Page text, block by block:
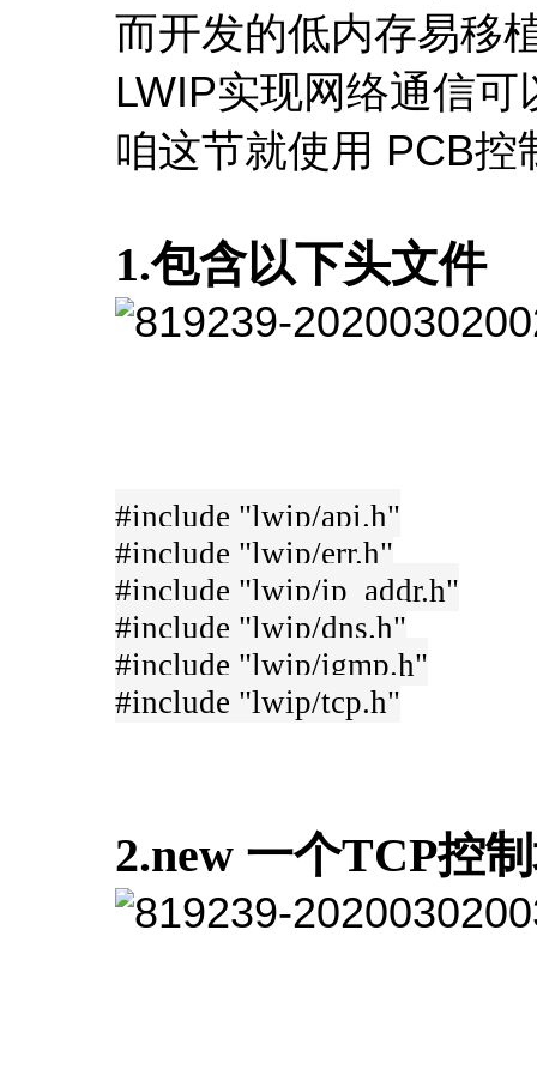
而开发的低内存易移
LWIP实现网络通信
咱这节就使用 PCB
1.包含以下头文件
#include "lwip/api.h"
#include "lwip/err.h"
#include "lwip/ip_addr.h"
#include "lwip/dns.h"
#include "lwip/igmp.h"
#include "lwip/tcp.h"
2.new 一个TCP控